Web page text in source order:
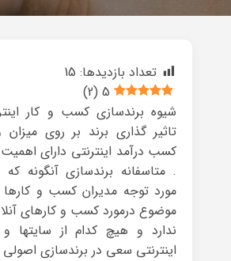
تعداد بازدیدها: 15
5
(
2
)
شیوه برندسازی کسب و کار
تاثیر گذاری برند بر روی میزان
کسب درآمد اینترنتی دارای
. متاسفانه برندسازی آنگونه که
مورد توجه مدیران کسب و
موضوع درمورد کسب و کارهای
ندارد و هیچ کدام از سایتها
اینترنتی سعی در برندسازی اصولی